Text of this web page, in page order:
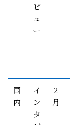
ビ
ュ
ー
国
内
イ
ン
タ
2
月